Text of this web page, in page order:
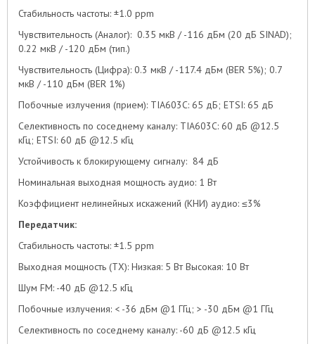
Стабильность частоты: ±1.0 ppm
Чувствительность (Аналог): 0.35 мкВ / -116 дБм (20 дБ SINAD);
0.22 мкВ / -120 дБм (тип.)
Чувствительность (Цифра): 0.3 мкВ / -117.4 дБм (BER 5%); 0.7
мкВ / -110 дБм (BER 1%)
Побочные излучения (прием): TIA603C: 65 дБ; ETSI: 65 дБ
Селективность по соседнему каналу: TIA603C: 60 дБ @12.5
кГц; ETSI: 60 дБ @12.5 кГц
Устойчивость к блокирующему сигналу: 84 дБ
Номинальная выходная мощность аудио: 1 Вт
Коэффициент нелинейных искажений (КНИ) аудио: ≤3%
Передатчик:
Стабильность частоты: ±1.5 ppm
Выходная мощность (TX): Низкая: 5 Вт Высокая: 10 Вт
Шум FM: -40 дБ @12.5 кГц
Побочные излучения: < -36 дБм @1 ГГц; > -30 дБм @1 ГГц
Селективность по соседнему каналу: -60 дБ @12.5 кГц